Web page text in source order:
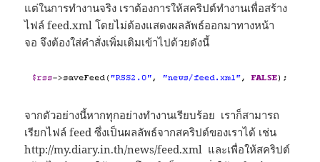
แต่ในการทำงานจริง เราต้องการให้สคริปต์ทำงานเพื่อสร้าง
ไฟล์ feed.xml โดยไม่ต้องแสดงผลลัพธ์ออกมาทางหน้า
จอ จึงต้องใส่คำสั่งเพิ่มเติมเข้าไปด้วยดังนี้
จากตัวอย่างนี้หากทุกอย่างทำงานเรียบร้อย เราก็สามารถ
เรียกไฟล์ feed ซึ่งเป็นผลลัพธ์จากสคริปต์ของเราได้ เช่น
http://my.diary.in.th/news/feed.xml และเพื่อให้สคริปต์